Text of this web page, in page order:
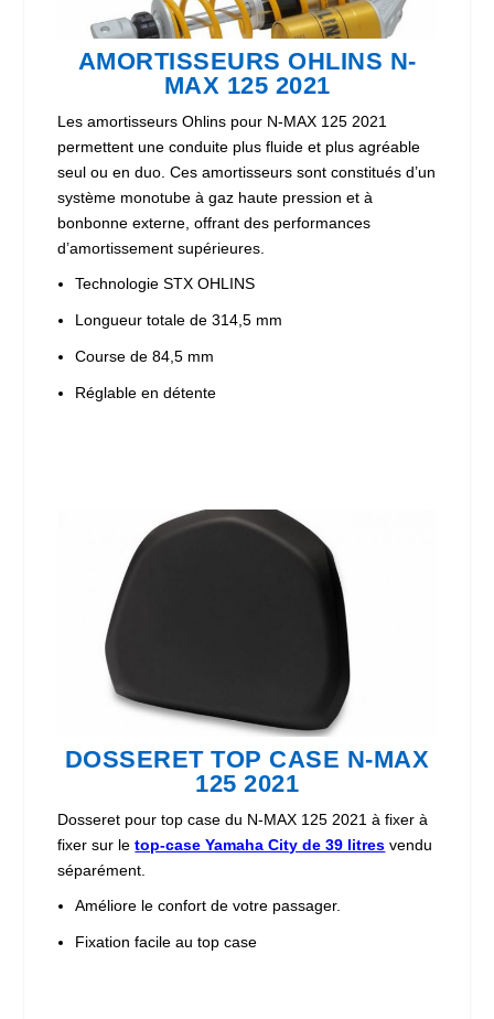
AMORTISSEURS OHLINS N-
MAX 125 2021
Les amortisseurs Ohlins pour N-MAX 125 2021
permettent une conduite plus fluide et plus agréable
seul ou en duo. Ces amortisseurs sont constitués d’un
système monotube à gaz haute pression et à
bonbonne externe, offrant des performances
d’amortissement supérieures.
Technologie STX OHLINS
Longueur totale de 314,5 mm
Course de 84,5 mm
Réglable en détente
DOSSERET TOP CASE N-MAX
125 2021
Dosseret pour top case du N-MAX 125 2021 à fixer à
fixer sur letop-case Yamaha City de 39 litres vendu
séparément.
Améliore le confort de votre passager.
Fixation facile au top case